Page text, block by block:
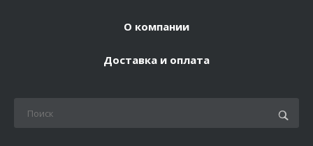
О компании
Доставка и оплата